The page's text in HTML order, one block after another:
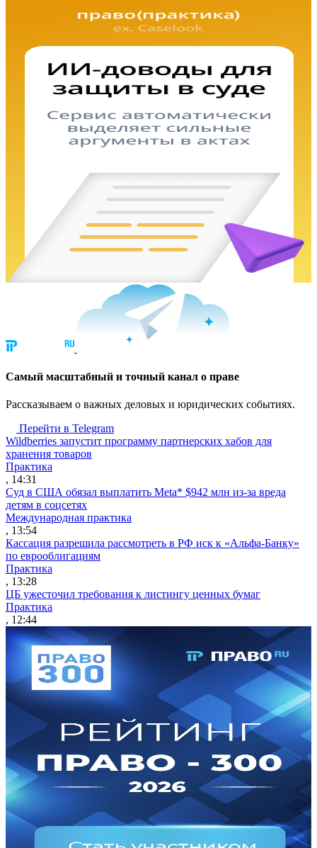
Cамый масштабный и точный канал о праве
Рассказываем о важных деловых и юридических событиях.
Перейти в Telegram
Wildberries запустит программу партнерских хабов для
хранения товаров
Практика
, 14:31
Суд в США обязал выплатить Meta* $942 млн из-за вреда
детям в соцсетях
Международная практика
, 13:54
Кассация разрешила рассмотреть в РФ иск к «Альфа-Банку»
по еврооблигациям
Практика
, 13:28
ЦБ ужесточил требования к листингу ценных бумаг
Практика
, 12:44